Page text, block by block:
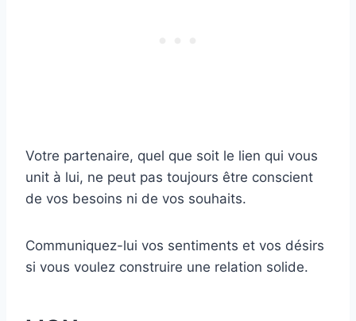
Votre partenaire, quel que soit le lien qui vous
unit à lui, ne peut pas toujours être conscient
de vos besoins ni de vos souhaits.
Communiquez-lui vos sentiments et vos désirs
si vous voulez construire une relation solide.